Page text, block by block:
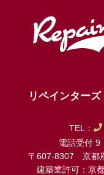
リペインターズ
TEL：
電話受付 9
〒607-8307 京都
建築業許可：京